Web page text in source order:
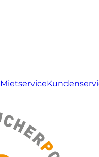
Mietservice